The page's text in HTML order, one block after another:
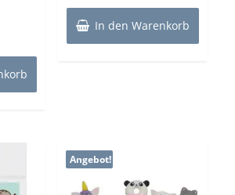
In den Warenkorb
Angebot!